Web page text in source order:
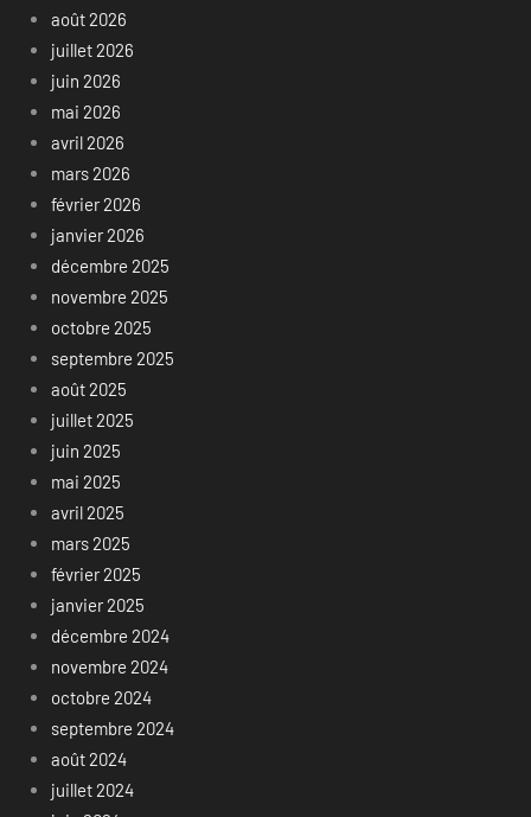
août 2026
juillet 2026
juin 2026
mai 2026
avril 2026
mars 2026
février 2026
janvier 2026
décembre 2025
novembre 2025
octobre 2025
septembre 2025
août 2025
juillet 2025
juin 2025
mai 2025
avril 2025
mars 2025
février 2025
janvier 2025
décembre 2024
novembre 2024
octobre 2024
septembre 2024
août 2024
juillet 2024